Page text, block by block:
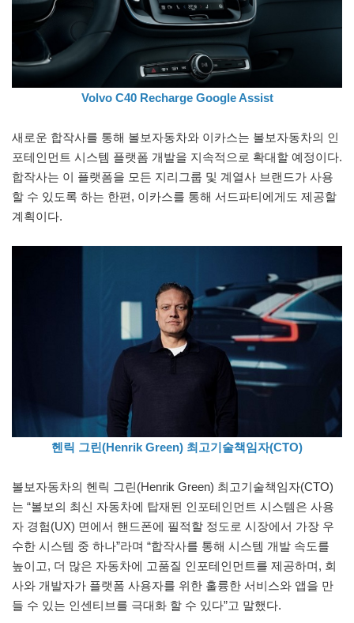
Volvo C40 Recharge Google Assist
새로운 합작사를 통해 볼보자동차와 이카스는 볼보자동차의 인
포테인먼트 시스템 플랫폼 개발을 지속적으로 확대할 예정이다.
합작사는 이 플랫폼을 모든 지리그룹 및 계열사 브랜드가 사용
할 수 있도록 하는 한편, 이카스를 통해 서드파티에게도 제공할
계획이다.
헨릭 그린(Henrik Green) 최고기술책임자(CTO)
볼보자동차의 헨릭 그린(Henrik Green) 최고기술책임자(CTO)
는 “볼보의 최신 자동차에 탑재된 인포테인먼트 시스템은 사용
자 경험(UX) 면에서 핸드폰에 필적할 정도로 시장에서 가장 우
수한 시스템 중 하나”라며 “합작사를 통해 시스템 개발 속도를
높이고, 더 많은 자동차에 고품질 인포테인먼트를 제공하며, 회
사와 개발자가 플랫폼 사용자를 위한 훌륭한 서비스와 앱을 만
들 수 있는 인센티브를 극대화 할 수 있다”고 말했다.